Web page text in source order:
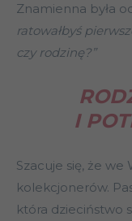
Znamienna była
ratowałbyś
czy rodzinę?”
I
Szacuje się, że we
kolekcjonerów.
która dzieciństwo